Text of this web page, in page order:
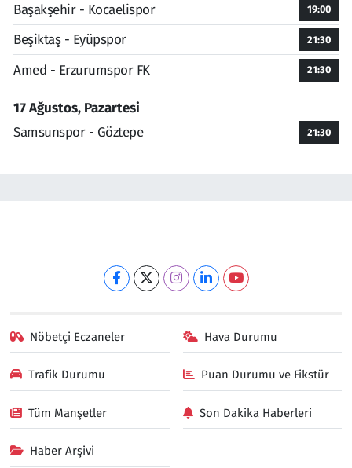
Başakşehir - Kocaelispor
19:00
Beşiktaş - Eyüpspor 21:30
Amed - Erzurumspor FK 21:30
17 Ağustos, Pazartesi
Samsunspor - Göztepe
21:30
Nöbetçi Eczaneler Hava Durumu
Trafik Durumu Puan Durumu ve Fikstür
Tüm Manşetler Son Dakika Haberleri
Haber Arşivi